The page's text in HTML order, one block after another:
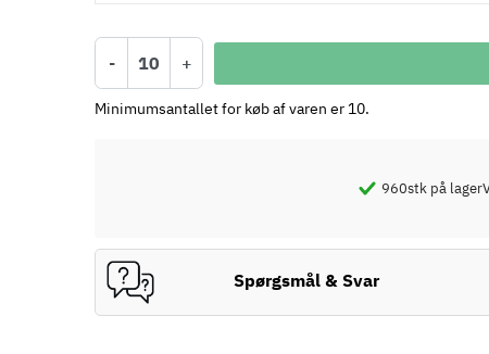
- +
Minimumsantallet for køb af varen er 10.
960stk på lager
Spørgsmål & Svar